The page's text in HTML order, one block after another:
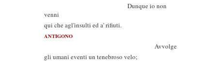
Dunque io non
venni
qui che agl'insulti ed a' rifiuti.
ANTIGONO
Avvolge
gli umani eventi un tenebroso velo;